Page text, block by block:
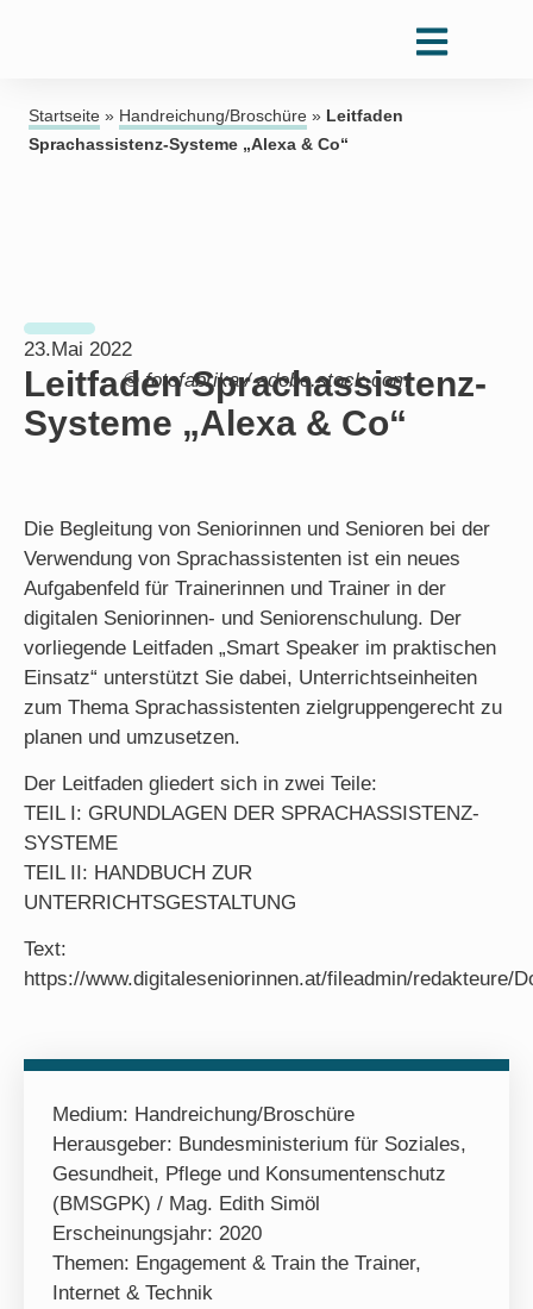
Startseite » Handreichung/Broschüre » Leitfaden
Sprachassistenz-Systeme „Alexa & Co“
© fotofabrika / adobe.stock.com
23.Mai 2022
Leitfaden Sprachassistenz-
Systeme „Alexa & Co“
Die Begleitung von Seniorinnen und Senioren bei der
Verwendung von Sprachassistenten ist ein neues
Aufgabenfeld für Trainerinnen und Trainer in der
digitalen Seniorinnen- und Seniorenschulung. Der
vorliegende Leitfaden „Smart Speaker im praktischen
Einsatz“ unterstützt Sie dabei, Unterrichtseinheiten
zum Thema Sprachassistenten zielgruppengerecht zu
planen und umzusetzen.
Der Leitfaden gliedert sich in zwei Teile:
TEIL I: GRUNDLAGEN DER SPRACHASSISTENZ-
SYSTEME
TEIL II: HANDBUCH ZUR
UNTERRICHTSGESTALTUNG
Text:
https://www.digitaleseniorinnen.at/fileadmin/redakteure/
Medium: Handreichung/Broschüre
Herausgeber: Bundesministerium für Soziales,
Gesundheit, Pflege und Konsumentenschutz
(BMSGPK) / Mag. Edith Simöl
Erscheinungsjahr: 2020
Themen: Engagement & Train the Trainer,
Internet & Technik